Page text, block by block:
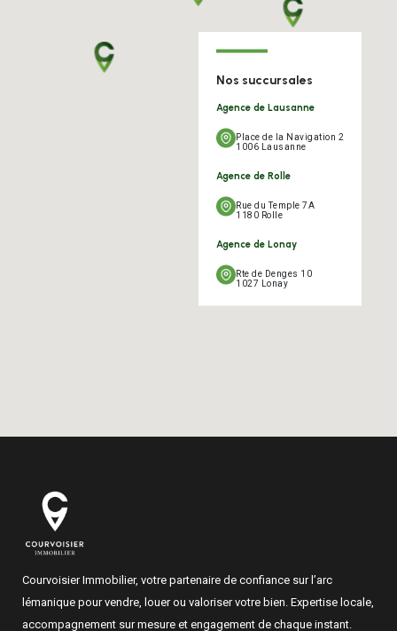
Nos succursales
Agence de Lausanne
Place de la Navigation 2
1006 Lausanne
Agence de Rolle
Rue du Temple 7A
1180 Rolle
Agence de Lonay
Rte de Denges 10
1027 Lonay
Courvoisier Immobilier, votre partenaire de confiance sur l’arc
lémanique pour vendre, louer ou valoriser votre bien. Expertise locale,
accompagnement sur mesure et engagement de chaque instant.